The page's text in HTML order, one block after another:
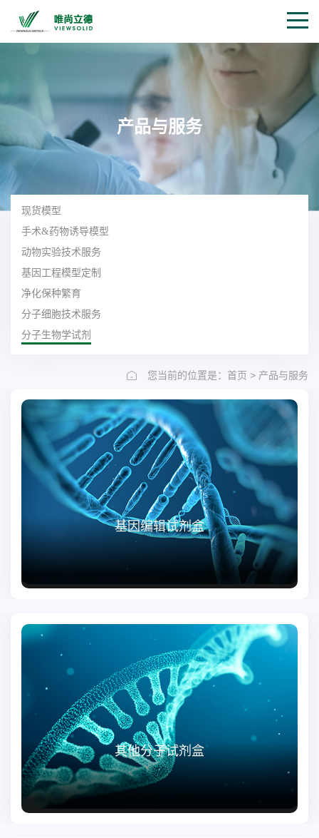
Products and services
产品与服务
现货模型
手术&药物诱导模型
动物实验技术服务
基因工程模型定制
净化保种繁育
分子细胞技术服务
分子生物学试剂
您当前的位置是：首页 > 产品与服务
基因编辑试剂盒
其他分子试剂盒